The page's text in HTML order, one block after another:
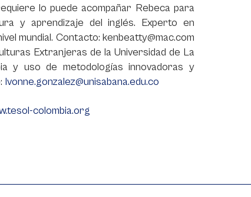
lo puede acompañar Rebeca para
y aprendizaje del inglés. Experto en
mundial. Contacto: kenbeatty@mac.com
Extranjeras de la Universidad de La
y uso de metodologías innovadoras y
Ivonne.gonzalez@unisabana.edu.co
colombia.org